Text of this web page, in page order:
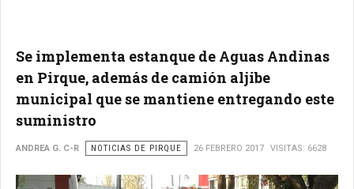
Se implementa estanque de Aguas Andinas
en Pirque, además de camión aljibe
municipal que se mantiene entregando este
suministro
ANDREA G. C-R NOTICIAS DE PIRQUE 26 FEBRERO 2017 VISITAS: 6628